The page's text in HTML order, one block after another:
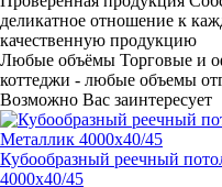
деликатное отношение к
качественную продукцию
Любые объёмы Торговые и
коттеджи - любые объемы
Возможно Вас заинтересует
Кубообразный реечный
4000х40/45